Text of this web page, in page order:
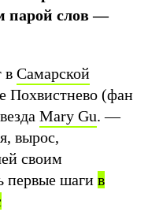
парой слов —
в Самарской
Похвистнево (фан
Mary Gu. —
вырос,
своим
первые шаги в